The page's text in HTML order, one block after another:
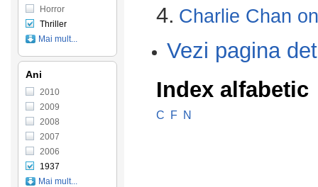
4. Charlie Chan
Vezi pagina
Index alfabetic
C F N
Horror
Thriller
Mai mult...
Ani
2010
2009
2008
2007
2006
1937
Mai mult...